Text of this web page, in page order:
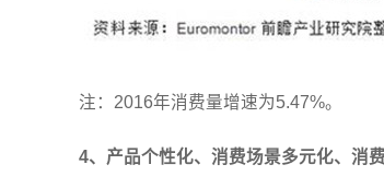
注：2016年消费量增速为5.47%。
4、产品个性化、消费场景多元化、消